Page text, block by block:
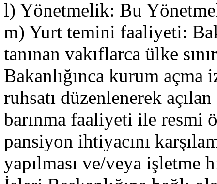
l) Yönetmelik: Bu
m) Yurt temini faaliyeti:
tanınan vakıflarca ülke
Bakanlığınca kurum açma
ruhsatı düzenlenerek
barınma faaliyeti ile resmi
pansiyon ihtiyacını
yapılması ve/veya işletme